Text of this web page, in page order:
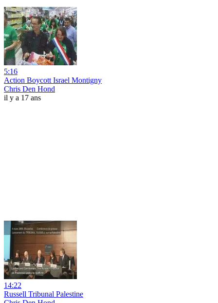
5:16
Action Boycott Israel Montigny
Chris Den Hond
il y a 17 ans
14:22
Russell Tribunal Palestine